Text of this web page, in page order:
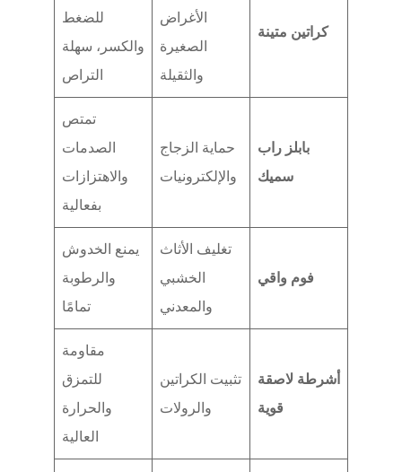
كراتين متينة
الأغراض
الصغيرة
والثقيلة
للضغط
والكسر، سهلة
التراص
بابلز راب
سميك
حماية الزجاج
والإلكترونيات
تمتص
الصدمات
والاهتزازات
بفعالية
فوم واقي
تغليف الأثاث
الخشبي
والمعدني
يمنع الخدوش
والرطوبة
تمامًا
أشرطة لاصقة
قوية
تثبيت الكراتين
والرولات
مقاومة
للتمزق
والحرارة
العالية